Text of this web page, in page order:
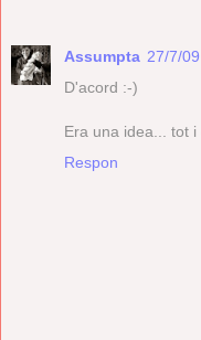
Assumpta 27/7/
D'acord :-)
Era una idea... tot
Respon